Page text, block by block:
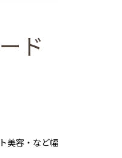
ド
美容・など幅